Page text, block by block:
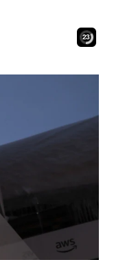
21